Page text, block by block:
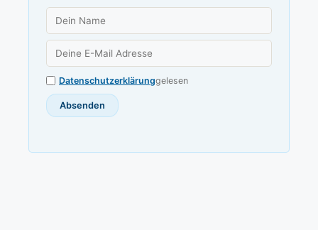
Datenschutzerklärunggelesen